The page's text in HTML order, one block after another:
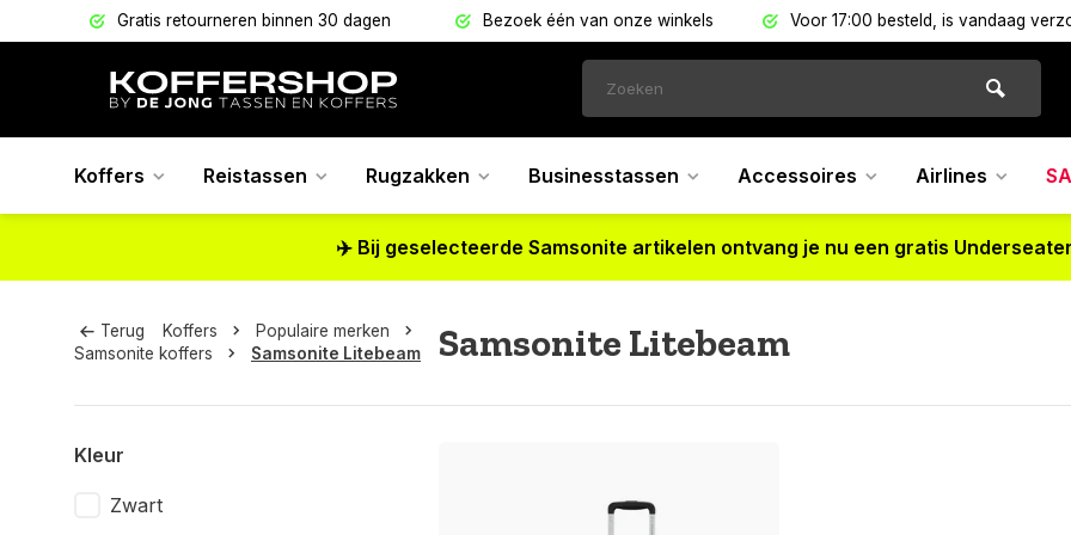
Gratis retourneren binnen 30 dagen Bezoek één van onze winkels Voor 17:00 besteld, is vandaag
Koffers Reistassen Rugzakken Businesstassen Accessoires Airlines
✈️ Bij geselecteerde Samsonite artikelen ontvang je nu een gratis
Terug Koffers
Populaire merken
Samsonite koffers
Samsonite Litebeam Samsonite Litebeam
Kleur
Zwart